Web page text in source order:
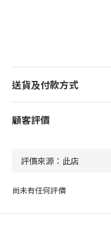
送貨及付款方式
顧客評價
尚未有任何評價